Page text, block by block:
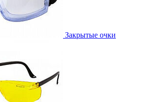
Закрытые очки